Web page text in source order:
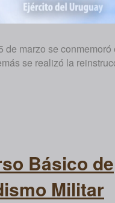
de marzo se
se realizó la
Básico de
Militar